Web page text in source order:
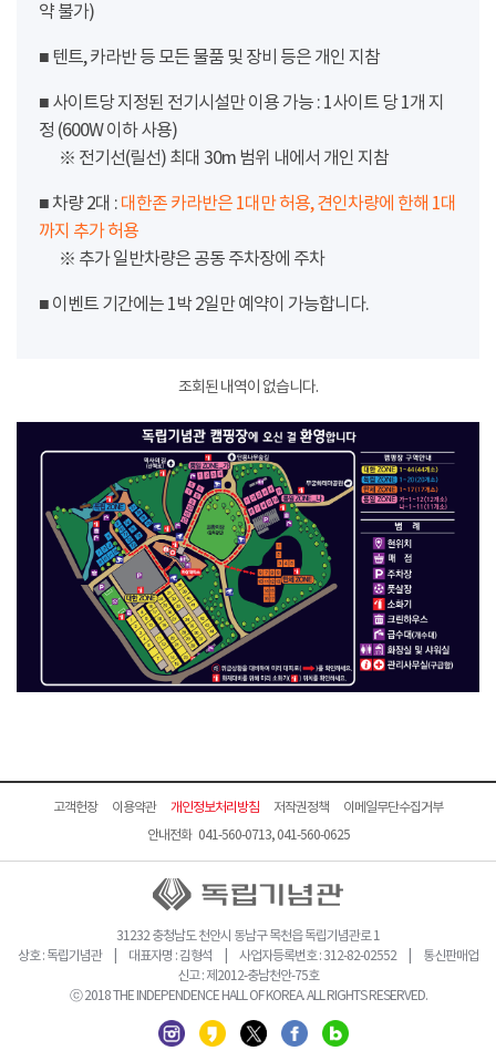
약 불가)
■ 텐트, 카라반 등 모든 물품 및 장비 등은 개인 지참
■ 사이트당 지정된 전기시설만 이용 가능 : 1사이트 당 1개 지
정 (600W 이하 사용)
※ 전기선(릴선) 최대 30m 범위 내에서 개인 지참
■ 차량 2대 : 대한존 카라반은 1대만 허용, 견인차량에 한해 1대
까지 추가 허용
※ 추가 일반차량은 공동 주차장에 주차
■ 이벤트 기간에는 1박 2일만 예약이 가능합니다.
조회된 내역이 없습니다.
고객헌장 이용약관 개인정보처리방침 저작권정책
이메일무단수집거부
안내전화 041-560-0713, 041-560-0625
31232 충청남도 천안시 동남구 목천읍 독립기념관로 1
상호 : 독립기념관 | 대표자명 : 김형석 | 사업자등록번호 : 312-82-02552 | 통신판매업
신고 : 제2012-충남천안-75호
ⓒ 2018 THE INDEPENDENCE HALL OF KOREA. ALL RIGHTS RESERVED.